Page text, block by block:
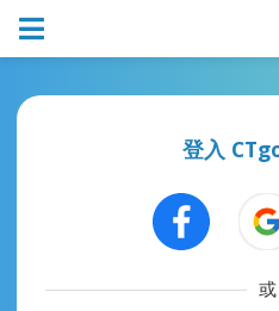
登入
或